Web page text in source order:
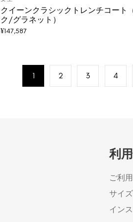
クイーンクラシックトレンチコート
ク/グラネット）
¥147,587
1 2 3 4
利
ご利
サイ
イン